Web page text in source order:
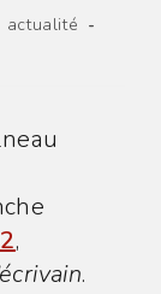
actualité
,
.